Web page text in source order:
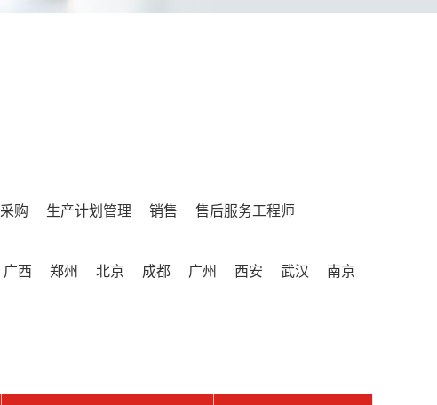
采购 生产计划管理 销售
售后服务工程师
广西 郑州 北京 成都 广州 西安 武汉
南京